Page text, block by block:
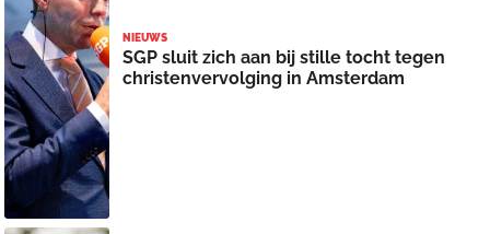
NIEUWS
SGP sluit zich aan bij stille tocht tegen
christenvervolging in Amsterdam